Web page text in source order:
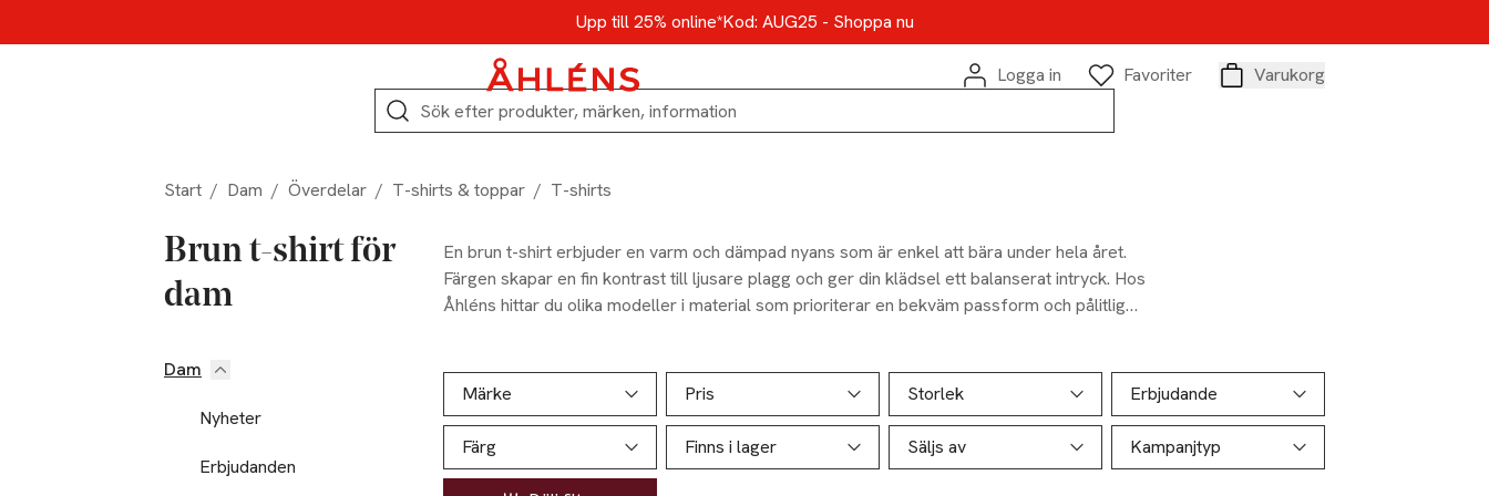
Upp till 25% online*Kod: AUG25 - Shoppa nu
Logga in
Favoriter
Varukorg
Sök
Start / Dam / Överdelar / T-shirts & toppar / T-shirts
Brun t-shirt för
dam
En brun t-shirt erbjuder en varm och dämpad nyans som är enkel att bära under hela året.
Färgen skapar en fin kontrast till ljusare plagg och ger din klädsel ett balanserat intryck. Hos
Åhléns hittar du olika modeller i material som prioriterar en bekväm passform och pålitlig
Hoppa till produktsidan
Dam
Nyheter
Erbjudanden
Hoppa till produktsidan
Märke
Pris Storlek Erbjudande
Färg Finns i lager Säljs av Kampanjtyp
Lista över produkter